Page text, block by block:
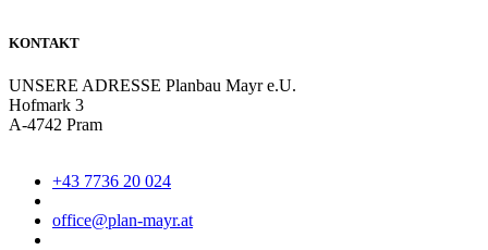
KONTAKT
UNSERE ADRESSE Planbau Mayr e.U.
Hofmark 3
A-4742 Pram
+43 7736 20 024
office@plan-mayr.at